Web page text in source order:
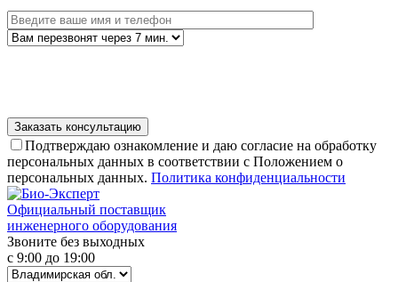
Подтверждаю ознакомление и даю согласие на обработку
персональных данных в соответствии с Положением о
персональных данных. Политика конфиденциальности
Официальный поставщик
инженерного оборудования
Звоните без выходных
с 9:00 до 19:00